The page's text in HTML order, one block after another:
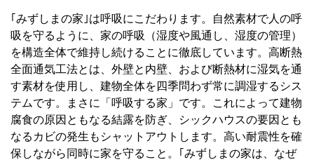
｢みずしまの家｣は呼吸にこだわります。自然素材で人の呼
吸を守るように、家の呼吸（湿度や風通し、湿度の管理）
を構造全体で維持し続けることに徹底しています。高断熱
全面通気工法とは、外壁と内壁、および断熱材に湿気を通
す素材を使用し、建物全体を四季問わず常に調湿するシス
テムです。まさに「呼吸する家」です。これによって建物
腐食の原因ともなる結露を防ぎ、シックハウスの要因とも
なるカビの発生もシャットアウトします。高い耐震性を確
保しながら同時に家を守ること。｢みずしまの家は、なぜ